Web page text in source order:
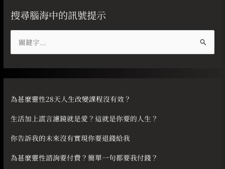
搜尋腦海中的訊號提示
尋
關
字
為甚麼靈性28天人生改變課程沒有效？
生活加上謊言濾鏡就是愛？這就是你要的人生？
你告訴我的未來沒有實現你要退錢給我
為甚麼靈性諮詢要付費？簡單一句都要我付錢？